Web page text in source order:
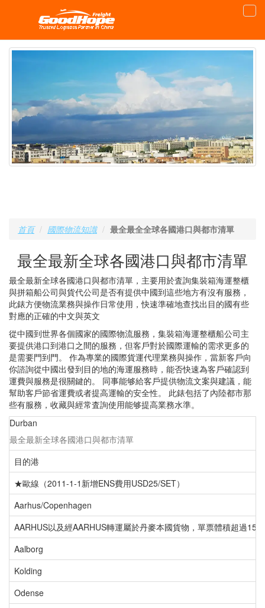
首頁 國際物流知識 最全最全全球各國港口與都市清單
最全最新全球各國港口與都市清單
最全最新全球各國港口與都市清單，主要用於査詢集裝箱海運整櫃
與拼箱船公司與貨代公司是否有提供中國到這些地方有沒有服務，
此錶方便物流業務與操作日常使用，快速準確地查找出目的國有些
對應的正確的中文與英文
從中國到世界各個國家的國際物流服務，集裝箱海運整櫃船公司主
要提供港口到港口之間的服務，但客戶對於國際運輸的需求更多的
是需要門到門。 作為專業的國際貨運代理業務與操作，當新客戶向
你諮詢從中國出發到目的地的海運服務時，能否快速為客戶確認到
運費與服務是很關鍵的。 同事能够給客戶提供物流文案與建議，能
幫助客戶節省運費或者提高運輸的安全性。 此錶包括了內陸都市那
些有服務，收藏與經常査詢使用能够提高業務水準。
Durban
最全最新全球各國港口與都市清單
目的港
★歐線（2011-1-1新增ENS費用USD25/SET）
Aarhus/Copenhagen
AARHUS以及經AARHUS轉運屬於丹麥本國貨物，單票體積超過
Aalborg
Kolding
Odense